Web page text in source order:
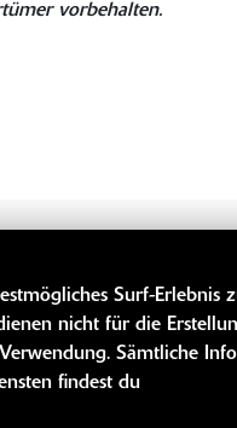
vorbehalten.
WEITERE
Youtube
Surf-Erlebnis
nicht für die
Sämtliche
findest du